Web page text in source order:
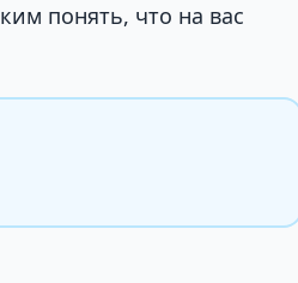
понять, что на вас